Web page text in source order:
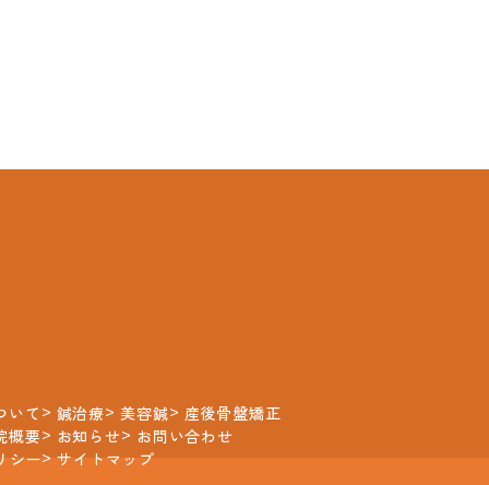
いて 鍼治療 美容鍼
産後骨盤矯正
概要 お知らせ
お問い合わせ
シー
サイトマップ